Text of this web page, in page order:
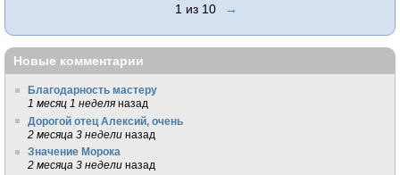
1 из 10 →
Новые комментарии
Благодарность мастеру
1 месяц 1 неделя назад
Дорогой отец Алексий, очень
2 месяца 3 недели назад
Значение Морока
2 месяца 3 недели назад